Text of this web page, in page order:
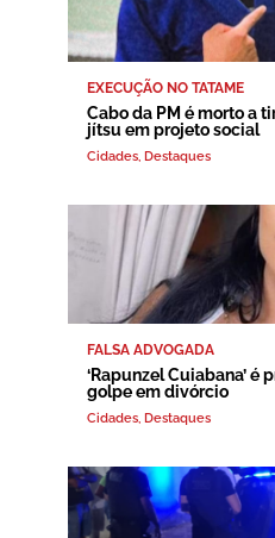
EXECUÇÃO NO TATAME
Cabo da PM é morto a
jítsu em projeto social
Cidades, Destaques
FALSA ADVOGADA
‘Rapunzel Cuiabana’
golpe em divórcio
Cidades, Destaques